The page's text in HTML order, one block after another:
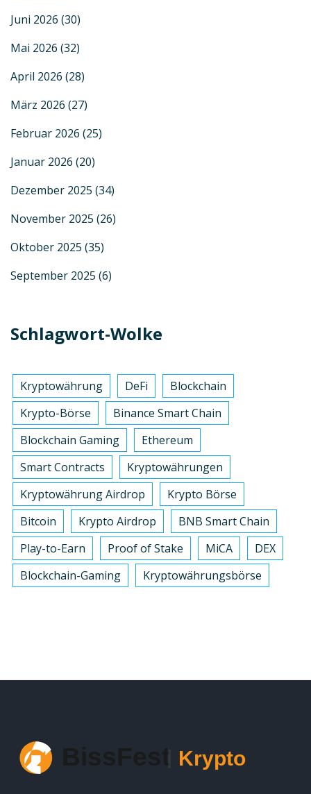
Juni 2026 (30)
Mai 2026 (32)
April 2026 (28)
März 2026 (27)
Februar 2026 (25)
Januar 2026 (20)
Dezember 2025 (34)
November 2025 (26)
Oktober 2025 (35)
September 2025 (6)
Schlagwort-Wolke
Kryptowährung DeFi
Blockchain
Krypto-Börse
Binance Smart Chain
Blockchain Gaming
Ethereum
Smart Contracts
Kryptowährungen
Kryptowährung Airdrop
Krypto Börse
Bitcoin
Krypto Airdrop
BNB Smart Chain
Play-to-Earn
Proof of Stake MiCA
DEX
Blockchain-Gaming
Kryptowährungsbörse